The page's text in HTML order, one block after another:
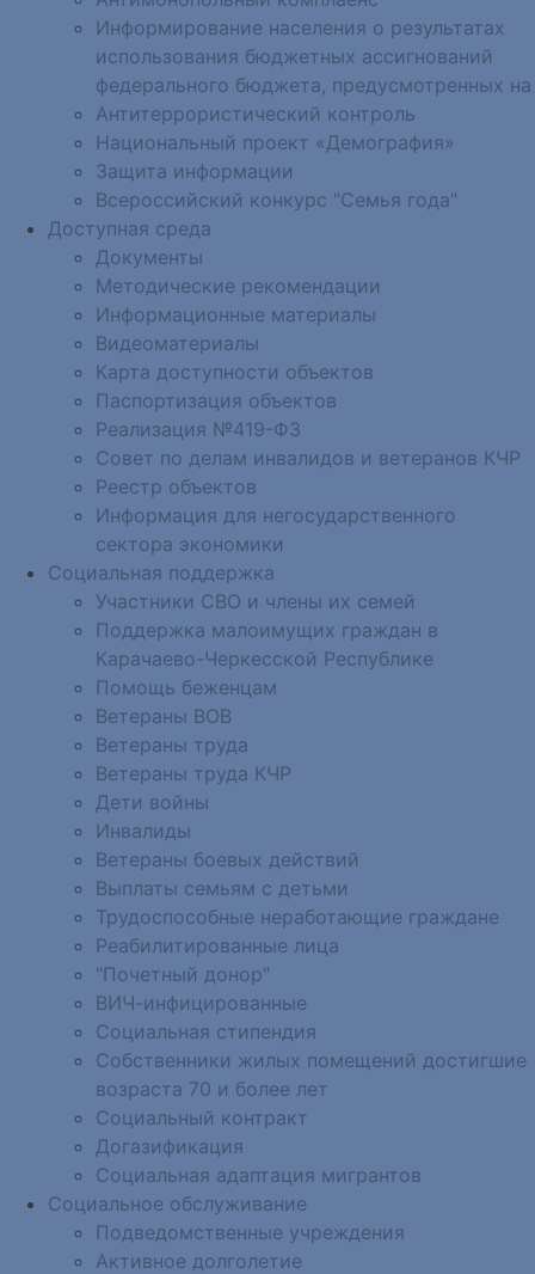
Информирование населения о результатах
использования бюджетных ассигнований
федерального бюджета, предусмотренных на
Антитеррористический контроль
Национальный проект «Демография»
Защита информации
Всероссийский конкурс "Семья года"
Доступная среда
Документы
Методические рекомендации
Информационные материалы
Видеоматериалы
Карта доступности объектов
Паспортизация объектов
Реализация №419-ФЗ
Совет по делам инвалидов и ветеранов КЧР
Реестр объектов
Информация для негосударственного
сектора экономики
Социальная поддержка
Участники СВО и члены их семей
Поддержка малоимущих граждан в
Карачаево-Черкесской Республике
Помощь беженцам
Ветераны ВОВ
Ветераны труда
Ветераны труда КЧР
Дети войны
Инвалиды
Ветераны боевых действий
Выплаты семьям с детьми
Трудоспособные неработающие граждане
Реабилитированные лица
"Почетный донор"
ВИЧ-инфицированные
Социальная стипендия
Собственники жилых помещений достигшие
возраста 70 и более лет
Социальный контракт
Догазификация
Социальная адаптация мигрантов
Социальное обслуживание
Подведомственные учреждения
Активное долголетие